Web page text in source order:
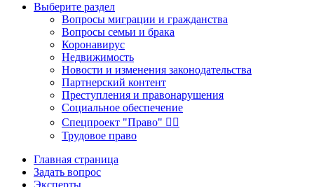
Выберите раздел
Вопросы миграции и гражданства
Вопросы семьи и брака
Коронавирус
Недвижимость
Новости и изменения законодательства
Партнерский контент
Преступления и правонарушения
Социальное обеспечение
Спецпроект "Право" 👮‍♂️
Трудовое право
Главная страница
Задать вопрос
Эксперты